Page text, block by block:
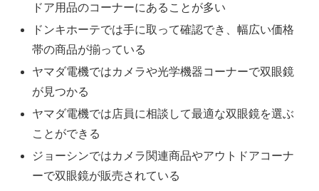
ドア用品のコーナーにあることが多い
ドンキホーテでは手に取って確認でき、幅広い価格
帯の商品が揃っている
ヤマダ電機ではカメラや光学機器コーナーで双眼鏡
が見つかる
ヤマダ電機では店員に相談して最適な双眼鏡を選ぶ
ことができる
ジョーシンではカメラ関連商品やアウトドアコーナ
ーで双眼鏡が販売されている